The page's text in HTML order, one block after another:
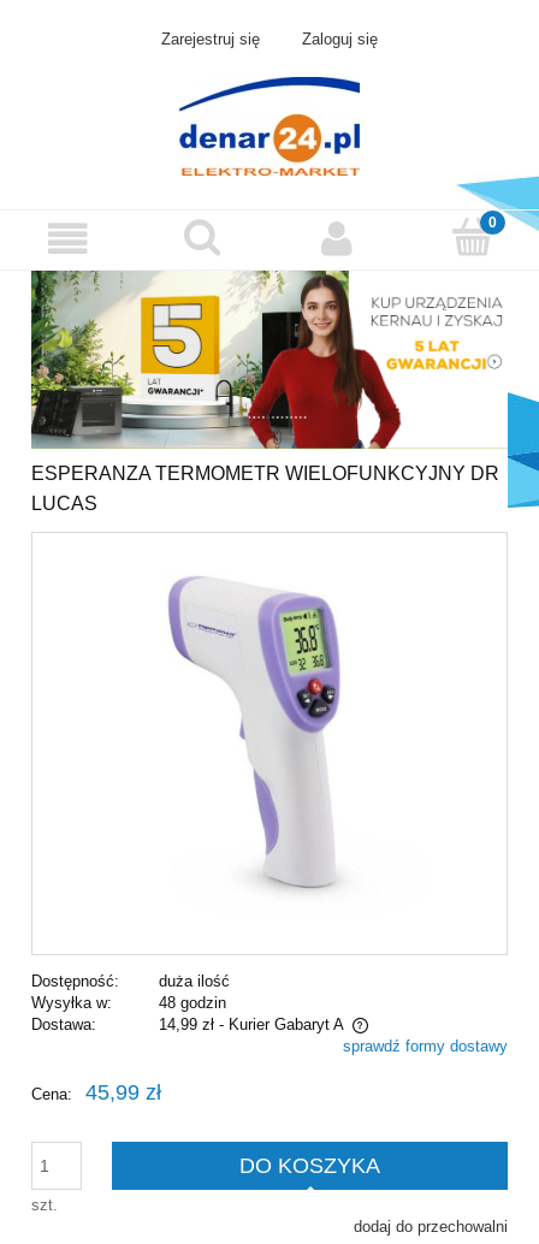
Zarejestruj się Zaloguj się
ESPERANZA TERMOMETR WIELOFUNKCYJNY DR
LUCAS
Dostępność:
duża ilość
Wysyłka w:
48 godzin
Dostawa:
14,99 zł - Kurier Gabaryt A
Cena nie zawiera ewentualnych kosztów płatnościsprawdź formy dostawy
Cena: 45,99 zł
szt.
DO KOSZYKA
dodaj do przechowalni